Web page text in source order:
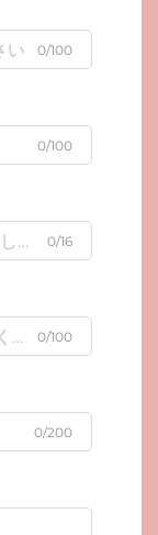
0/100
0/100
0/16
0/100
0/200